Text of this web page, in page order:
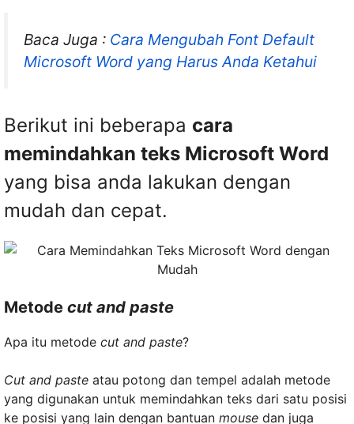
Baca Juga : Cara Mengubah Font Default
Microsoft Word yang Harus Anda Ketahui
Berikut ini beberapa cara
memindahkan teks Microsoft Word
yang bisa anda lakukan dengan
mudah dan cepat.
Metode cut and paste
Apa itu metode cut and paste?
Cut and paste atau potong dan tempel adalah metode
yang digunakan untuk memindahkan teks dari satu posisi
ke posisi yang lain dengan bantuan mouse dan juga